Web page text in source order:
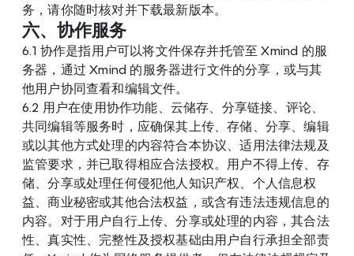
务，请你随时核对并下载最新版本。
六、协作服务
6.1 协作是指用户可以将文件保存并托管至 Xmind 的服
务器，通过 Xmind 的服务器进行文件的分享，或与其
他用户协同查看和编辑文件。
6.2 用户在使用协作功能、云储存、分享链接、评论、
共同编辑等服务时，应确保其上传、存储、分享、编辑
或以其他方式处理的内容符合本协议、适用法律法规及
监管要求，并已取得相应合法授权。用户不得上传、存
储、分享或处理任何侵犯他人知识产权、个人信息权
益、商业秘密或其他合法权益，或含有违法违规信息的
内容。对于用户自行上传、分享或处理的内容，其合法
性、真实性、完整性及授权基础由用户自行承担全部责